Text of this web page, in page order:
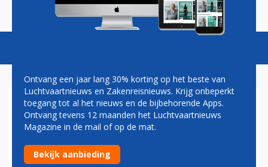
Magazine Podcasts Vacatures
OPNIEUW PILOOT JAPAN
AIRLINES BETRAPT OP
ALCOHOLGEBRUIK
Ontvang een jaar lang 30% korting op het beste van
Luchtvaartnieuws en Zakenreisnieuws. Krijg onbeperkt
toegang tot al het nieuws en de bijbehorende Apps.
Ontvang tevens 12 maanden het Luchtvaartnieuws
Magazine in de mail of op de mat.
Bekijk aanbieding